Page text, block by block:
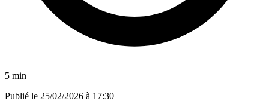
5 min
Publié le 25/02/2026 à 17:30